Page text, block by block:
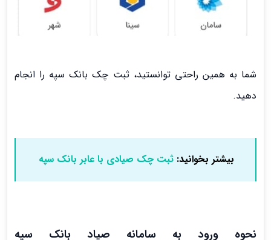
شما به همین راحتی توانستید، ثبت چک بانک سپه را انجام
دهید.
بیشتر بخوانید: ثبت چک صیادی با عابر بانک سپه
نحوه ورود به سامانه صیاد بانک سپه